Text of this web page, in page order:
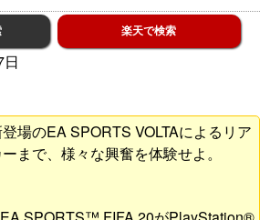
楽天で検索
場のEA SPORTS VOLTAによるリア
まで、様々な興奮を体験せよ。